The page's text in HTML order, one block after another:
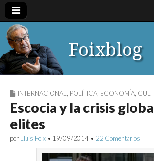
Foixblog
INTERNACIONAL POLÍTICA ECONOMÍA
Escocia y la crisis
elites
por Lluís Foix • 19/09/2014 • 22 Comentarios